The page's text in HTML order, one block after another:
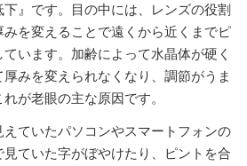
下』です。目の中には、レンズの役割
を変えることで遠くから近くまでピ
います。加齢によって水晶体が硬く
みを変えられなくなり、調節がうま
が老眼の主な原因です。
ていたパソコンやスマートフォンの
ていた字がぼやけたり、ピントを合